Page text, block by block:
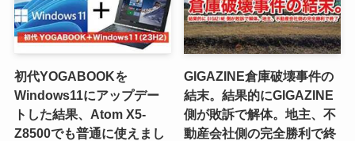
初代YOGABOOKを
Windows11にアップデー
トした結果、Atom X5-
Z8500でも普通に使えまし
GIGAZINE倉庫破壊事件の
結末。結果的にGIGAZINE
側が敗訴で解体。地主、不
動産会社側の完全勝利で終